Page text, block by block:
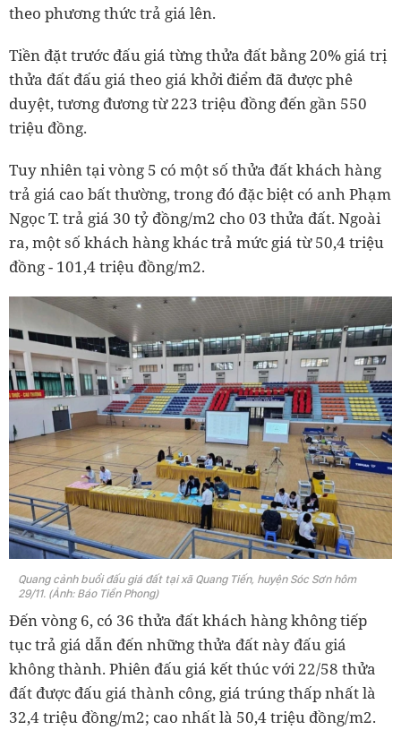
theo phương thức trả giá lên.
Tiền đặt trước đấu giá từng thửa đất bằng 20% giá trị
thửa đất đấu giá theo giá khởi điểm đã được phê
duyệt, tương đương từ 223 triệu đồng đến gần 550
triệu đồng.
Tuy nhiên tại vòng 5 có một số thửa đất khách hàng
trả giá cao bất thường, trong đó đặc biệt có anh Phạm
Ngọc T. trả giá 30 tỷ đồng/m2 cho 03 thửa đất. Ngoài
ra, một số khách hàng khác trả mức giá từ 50,4 triệu
đồng - 101,4 triệu đồng/m2.
Quang cảnh buổi đấu giá đất tại xã Quang Tiến, huyện Sóc Sơn hôm
29/11. (Ảnh: Báo Tiền Phong)
Đến vòng 6, có 36 thửa đất khách hàng không tiếp
tục trả giá dẫn đến những thửa đất này đấu giá
không thành. Phiên đấu giá kết thúc với 22/58 thửa
đất được đấu giá thành công, giá trúng thấp nhất là
32,4 triệu đồng/m2; cao nhất là 50,4 triệu đồng/m2.